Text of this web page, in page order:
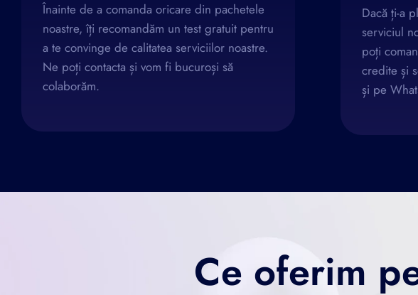
Înainte de a comanda oricare din pachetele
noastre, îți recomandăm un test gratuit pentru
a te convinge de calitatea serviciilor noastre.
Ne poți contacta și vom fi bucuroși să
colaborăm.
Dacă ți-a
serviciul
poți
credite și
și pe
Ce oferim